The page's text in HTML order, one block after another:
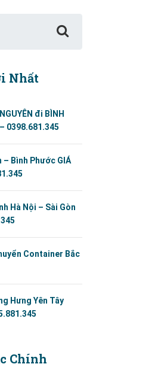
Nhất
đi BÌNH
0398.681.345
– Bình Phước GIÁ
Hà Nội – Sài Gòn
Container Bắc
Hưng Yên Tây
Chính